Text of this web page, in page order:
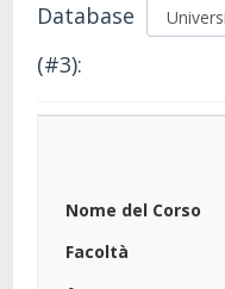
Database
(#3):